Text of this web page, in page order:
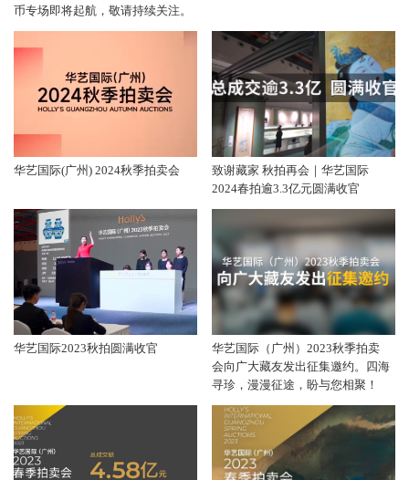
币专场即将起航，敬请持续关注。
华艺国际(广州) 2024秋季拍卖会
致谢藏家 秋拍再会｜华艺国际
2024春拍逾3.3亿元圆满收官
华艺国际2023秋拍圆满收官
华艺国际（广州）2023秋季拍卖
会向广大藏友发出征集邀约。四海
寻珍，漫漫征途，盼与您相聚！